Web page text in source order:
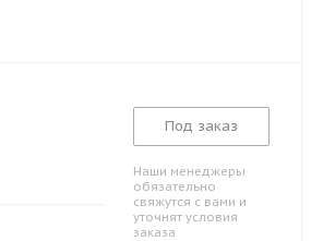
Под заказ
Наши менеджеры
обязательно
свяжутся с вами и
уточнят условия
заказа